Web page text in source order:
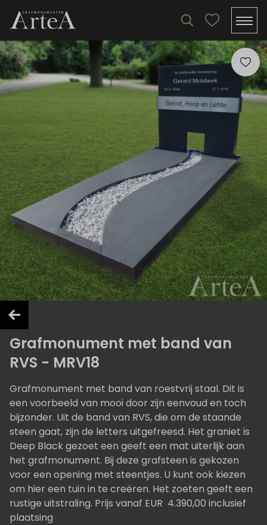
Grafmonument met band van
RVS - MRV18
Grafmonument met band van roestvrij staal. Dit is
een voorbeeld van mooi door zijn eenvoud en toch
bijzonder. Uit de band van RVS, die om de staande
steen gaat, zijn de letters uitgefreesd. Het graniet is
Deep Black gezoet een geeft een mat uiterlijk aan
het grafmonument. Bij deze grafsteen is gekozen
voor een opening met steentjes. U kunt ook kiezen
om hier een tuin in te creëren. Het zoeten geeft een
rustige uitstraling. Prijs vanaf EUR 4.390,00 inclusief
plaatsing